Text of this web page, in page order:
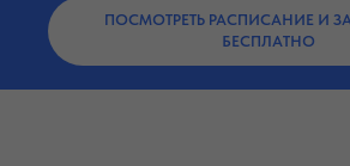
ПОСМОТРЕТЬ РАСПИСАНИЕ И
БЕСПЛАТНО